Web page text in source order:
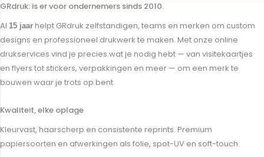
GRdruk: is er voor ondernemers sinds 2010.
Al 15 jaar helpt GRdruk zelfstandigen, teams en merken om custom
designs en professioneel drukwerk te maken. Met onze online
drukservices vind je precies wat je nodig hebt — van visitekaartjes
en flyers tot stickers, verpakkingen en meer — om een merk te
bouwen waar je trots op bent.
Kwaliteit, elke oplage
Kleurvast, haarscherp en consistente reprints. Premium
papiersoorten en afwerkingen als folie, spot-UV en soft-touch.